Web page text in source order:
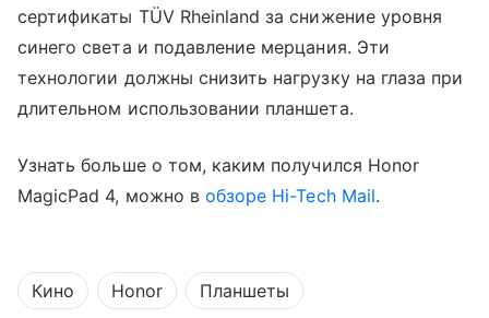
сертификаты TÜV Rheinland за снижение уровня
синего света и подавление мерцания. Эти
технологии должны снизить нагрузку на глаза при
длительном использовании планшета.
Узнать больше о том, каким получился Honor
MagicPad 4, можно в обзоре Hi-Tech Mail.
Кино Honor Планшеты